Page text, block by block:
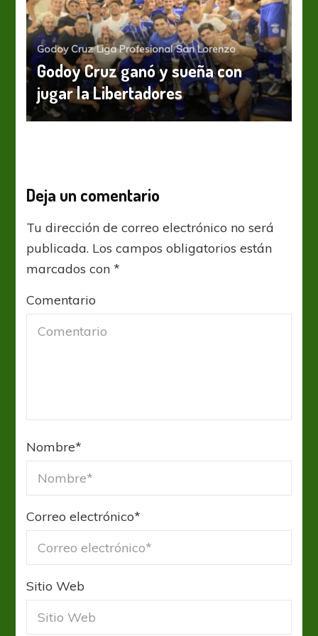
Godoy Cruz Liga Profesional San Lorenzo
Godoy Cruz ganó y sueña con
jugar la Libertadores
Deja un comentario
Tu dirección de correo electrónico no será
publicada. Los campos obligatorios están
marcados con*
Comentario
Nombre*
Correo electrónico*
Sitio Web